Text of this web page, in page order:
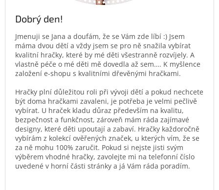
Dobrý den!
Jmenuji se Jana a doufám, že se Vám zde líbí :) Jsem
máma dvou dětí a vždy jsem se pro ně snažila vybírat
kvalitní hračky, které by mé děti všestranně rozvíjely. A
vlastně péče o mé děti mě dovedla až sem…. K myšlence
založení e-shopu s kvalitními dřevěnými hračkami.
Hračky plní důležitou roli při vývoji dětí a pokud nechcete
být doma hračkami zavaleni, je potřeba je velmi pečlivě
vybírat. U hraček kladu důraz především na kvalitu,
bezpečnost a funkčnost, zároveň mám ráda zajímavé
designy, které děti upoutají a zabaví. Hračky každoročně
vybírám z kolekcí ověřených značek, u kterých vím, že se
za ně mohu 100% zaručit. Pokud si nejste jisti svým
výběrem vhodné hračky, zavolejte mi na telefonní číslo
uvedené v horní části stránky a já Vám ráda poradím.